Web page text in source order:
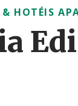
HOTÉIS